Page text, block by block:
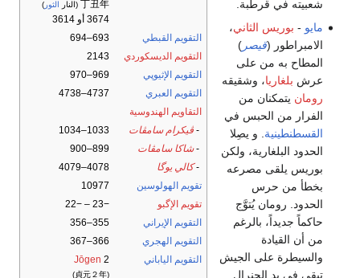
丁丑年 (النار الثور )
3674 أو 3614
التقويم القبطي
693–694
التقويم الديسكوردي
2143
التقويم الإثيوپي
969–970
التقويم العبري
4737–4738
التقاويم الهندوسية
- ڤيكرام سامڤات
1033–1034
-شاكا سامڤات
899–900
-كالي يوگا
4078–4079
تقويم الهولوسين
10977
تقويم الإگبو
−23 – −22
التقويم الإيراني
355–356
التقويم الهجري
366–367
التقويم الياباني
Jōgen 2
(貞元２年)
شعبيته في قرطبة.
مايو - بوريس الثاني،
الامبراطور (قيصر)
المطاح به من على
عرش بلغاريا، وشقيقه
رومان يتمكنان من
الفرار من الحبس في
القسطنطينية . و يصِلا
الحدود البلغارية، ولكن
بوريس يلقى مصرعه
بخطأ من حرس
الحدود. رومان يُتوَّج
حاكماً جديداً، بالرغم
من أن القيادة
والسيطرة على الجيش
تبقى في يد الجنرال